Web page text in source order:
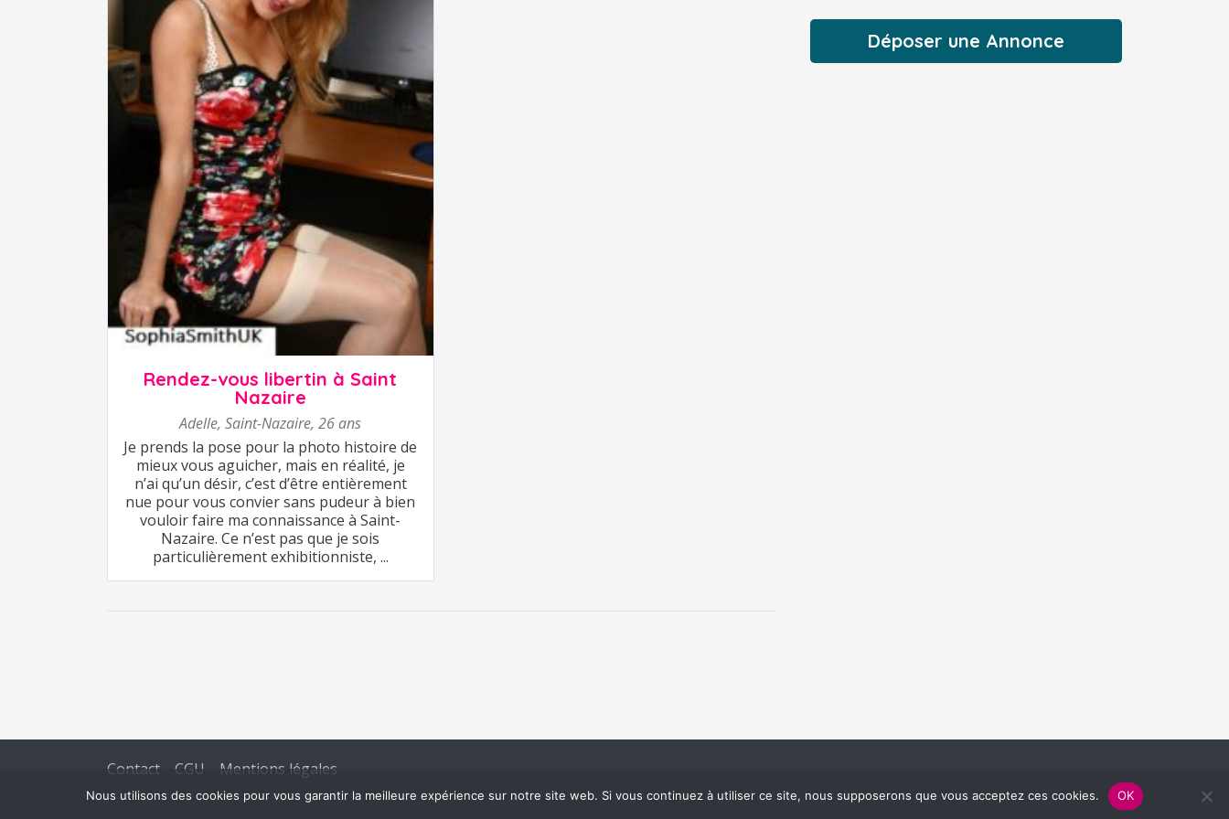
Rendez-vous libertin à Saint
Nazaire
Adelle,Saint-Nazaire,26 ans
Je prends la pose pour la photo histoire de
mieux vous aguicher, mais en réalité, je
n’ai qu’un désir, c’est d’être entièrement
nue pour vous convier sans pudeur à bien
vouloir faire ma connaissance à Saint-
Nazaire. Ce n’est pas que je sois
particulièrement exhibitionniste, ...
Déposer une Annonce
Contact CGU Mentions légales
Nous utilisons des cookies pour vous garantir la meilleure expérience sur notre site web. Si vous continuez à utiliser ce site, nous supposerons que vous acceptez ces cookies. OK